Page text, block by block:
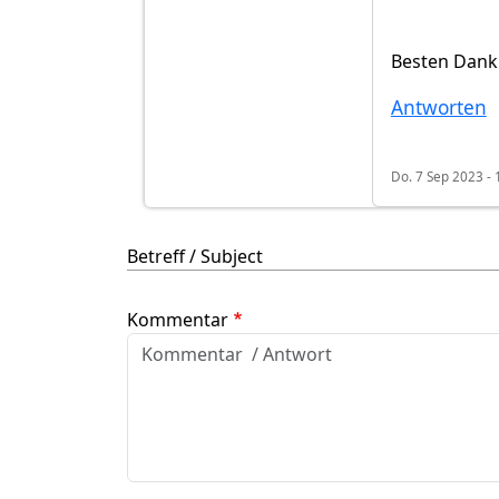
Besten
Antworten
Do. 7 Sep 2023 -
Betreff / Subject
Kommentar